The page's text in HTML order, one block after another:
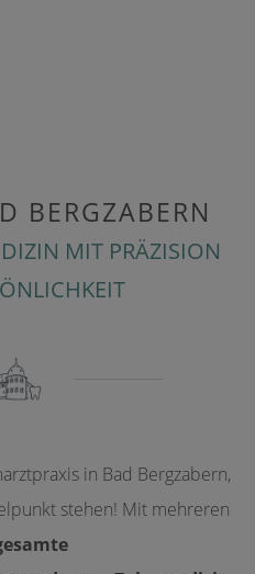
BERGZABERN
MIT PRÄZISION
in Bad Bergzabern,
stehen! Mit mehreren